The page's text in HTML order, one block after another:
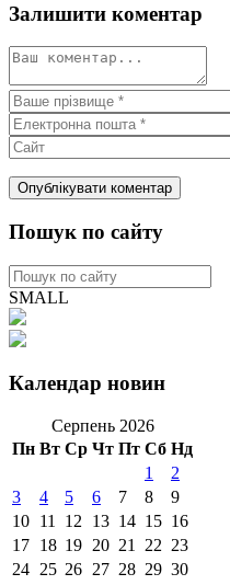
Залишити коментар
Пошук по сайту
SMALL
Календар новин
Серпень 2026
Пн Вт Ср Чт Пт Сб Нд
1
2
3
4 5 6 7 8
9
10 11 12 13 14 15 16
17 18 19 20 21 22 23
24 25 26 27 28 29 30